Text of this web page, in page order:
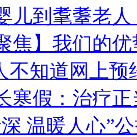
儿到耄耋老
焦】我们的
不知道网上
寒假：治疗
温暖人心”